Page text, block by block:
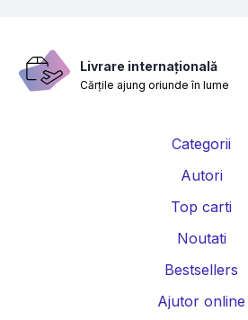
Livrare internațională
Cărțile ajung oriunde în lume
Categorii
Autori
Top carti
Noutati
Bestsellers
Ajutor online